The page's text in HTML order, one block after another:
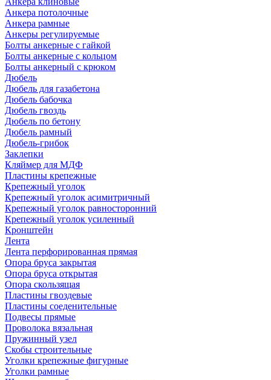
Анкера потолочные
Анкера рамные
Анкеры регулируемые
Болты анкерные с гайкой
Болты анкерные с кольцом
Болты анкерный с крюком
Дюбель
Дюбель для газабетона
Дюбель бабочка
Дюбель гвоздь
Дюбель по бетону
Дюбель рамный
Дюбель-грибок
Заклепки
Кляймер для МДФ
Пластины крепежные
Крепежный уголок
Крепежный уголок асимитричный
Крепежный уголок равносторонний
Крепежный уголок усиленный
Кронштейн
Лента
Лента перфорированная прямая
Опора бруса закрытая
Опора бруса открытая
Опора скользящая
Пластины гвоздевые
Пластины соеденительные
Подвесы прямые
Проволока вязальная
Пружинный узел
Скобы строительные
Уголки крепежные фигурные
Уголки рамные